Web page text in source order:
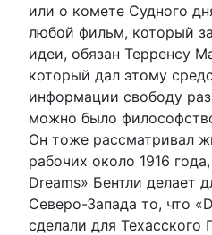
или о комете Судного
любой фильм, который
идеи, обязан Терренсу
который дал этому
информации свободу
можно было
Он тоже рассматривал
рабочих около 1916
Dreams» Бентли делает
Северо-Запада то, что
сделали для Техасского